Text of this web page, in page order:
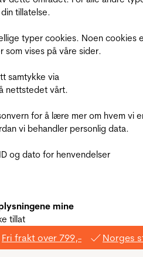
tillatelse.
typer cookies. Noen cookies
som vises på våre sider.
samtykke via
nettstedet vårt.
for å lære mer om hvem vi
vi behandler personlig data.
og dato for henvendelser
mine
tillat
Fri frakt over 799,- Norges